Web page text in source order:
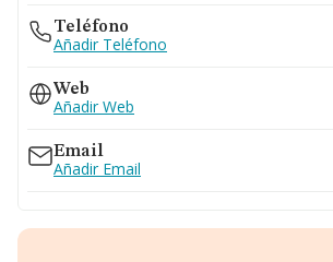
Teléfono
Añadir Teléfono
Web
Añadir Web
Email
Añadir Email